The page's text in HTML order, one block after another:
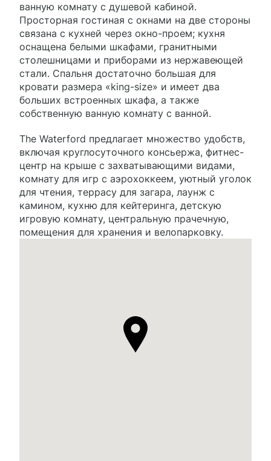
ванную комнату с душевой кабиной.
Просторная гостиная с окнами на две стороны
связана с кухней через окно-проем; кухня
оснащена белыми шкафами, гранитными
столешницами и приборами из нержавеющей
стали. Спальня достаточно большая для
кровати размера «king-size» и имеет два
больших встроенных шкафа, а также
собственную ванную комнату с ванной.
The Waterford предлагает множество удобств,
включая круглосуточного консьержа, фитнес-
центр на крыше с захватывающими видами,
комнату для игр с аэрохоккеем, уютный уголок
для чтения, террасу для загара, лаунж с
камином, кухню для кейтеринга, детскую
игровую комнату, центральную прачечную,
помещения для хранения и велопарковку.